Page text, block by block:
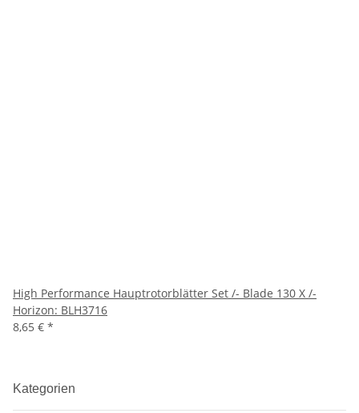
High Performance Hauptrotorblätter Set /- Blade 130 X /-
Horizon: BLH3716
8,65 € *
Kategorien